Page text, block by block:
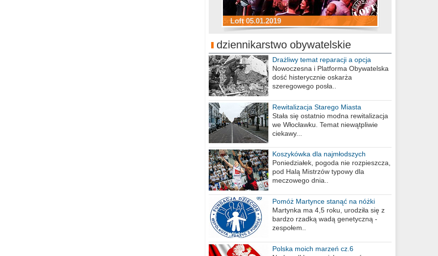
Loft 05.01.2019
Sylwester Podgrodzie 31.12.2018
Sylwester Pensjonat Michelin 31.12.2018
dziennikarstwo obywatelskie
Drażliwy temat reparacji a opcja
berlińska
Nowoczesna i Platforma Obywatelska
dość histerycznie oskarża
szeregowego posła..
Rewitalizacja Starego Miasta
Stała się ostatnio modna rewitalizacja
we Włocławku. Temat niewątpliwie
ciekawy...
Koszykówka dla najmłodszych
Poniedziałek, pogoda nie rozpieszcza,
pod Halą Mistrzów typowy dla
meczowego dnia..
Pomóż Martynce stanąć na nóżki
Martynka ma 4,5 roku, urodziła się z
bardzo rzadką wadą genetyczną -
zespołem..
Polska moich marzeń cz.6